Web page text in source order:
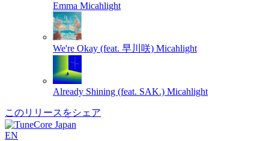
Emma Micahlight
We're Okay (feat. 早川咲) Micahlight
Already Shining (feat. SAK.) Micahlight
このリリースをシェア
EN